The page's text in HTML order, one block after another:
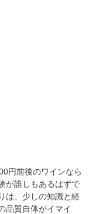
円前後のワインなら
が誰しもあるはずで
は、少しの知識と経
品質自体がイマイ